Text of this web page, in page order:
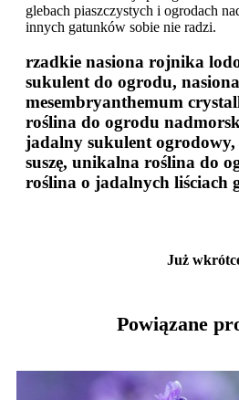
glebach piaszczystych i ogrodach
innych gatunków sobie nie radzi.
rzadkie nasiona rojnika
sukulent do ogrodu, nasiona
mesembryanthemum
roślina do ogrodu
jadalny sukulent
suszę, unikalna roślina do
roślina o jadalnych liściach
Już
Powiązane